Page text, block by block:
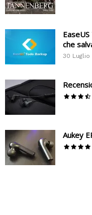
che
30 Luglio
Aukey